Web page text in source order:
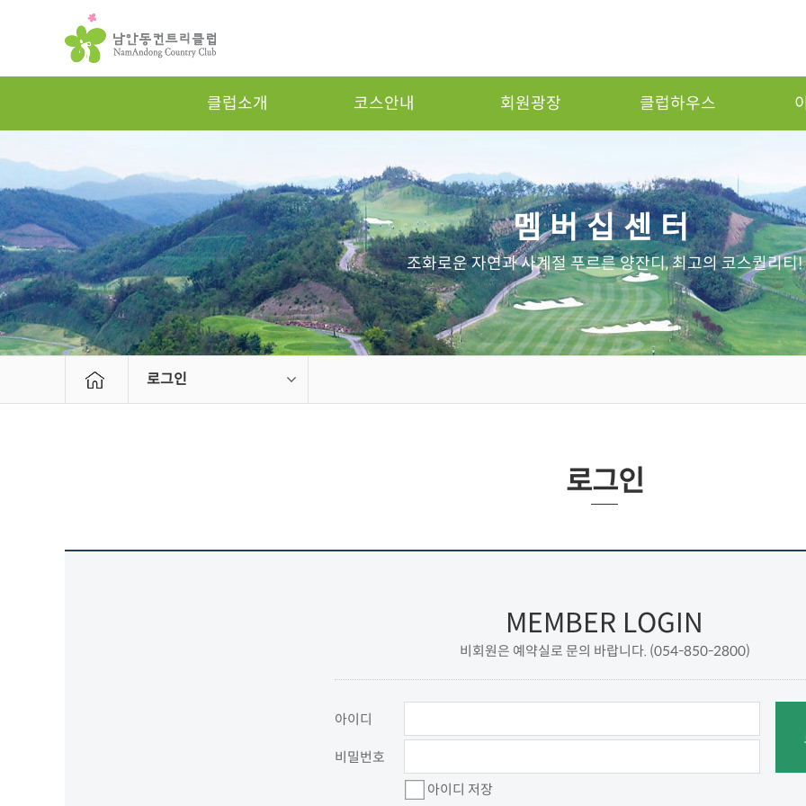
클럽소개 코스안내 회원광장 클럽하우스
멤버십센터
조화로운 자연과 사계절 푸르른 양잔디, 최고의 코스퀄리티!
로그인
로그인
MEMBER LOGIN
비회원은 예약실로 문의 바랍니다. (054-850-2800)
아이디
비밀번호
아이디 저장